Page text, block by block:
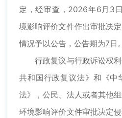
定，经审查，2026年6月3
境影响评价文件作出审批决
情况予以公告，公告期为7日。
行政复议与行政诉讼权利
共和国行政复议法》和《中
法》，公民、法人或者其他
环境影响评价文件审批决定